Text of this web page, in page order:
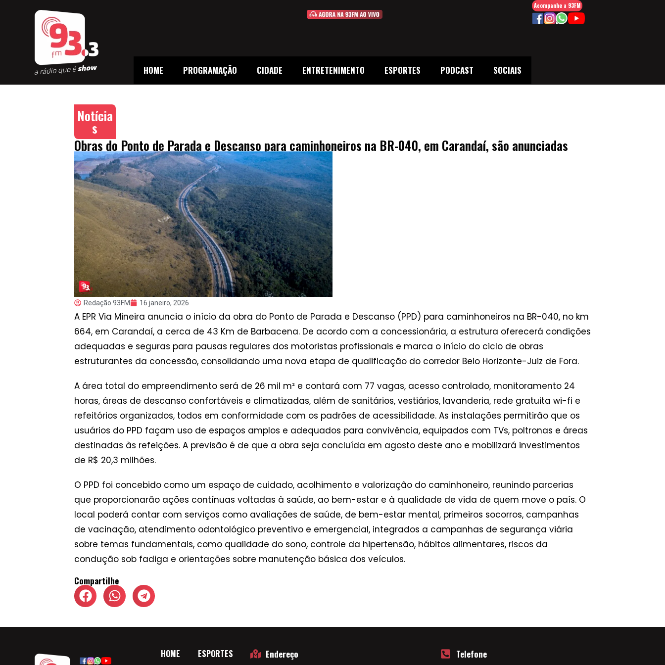
HOME PROGRAMAÇÃO CIDADE ENTRETENIMENTO ESPORTES PODCAST SOCIAIS
Acompanhe a 93FM
Notícia
s
Obras do Ponto de Parada e Descanso para caminhoneiros na BR-040, em Carandaí, são anunciadas
Redação 93FM 16 janeiro, 2026
A EPR Via Mineira anuncia o início da obra do Ponto de Parada e Descanso (PPD) para caminhoneiros na BR-040, no km
664, em Carandaí, a cerca de 43 Km de Barbacena. De acordo com a concessionária, a estrutura oferecerá condições
adequadas e seguras para pausas regulares dos motoristas profissionais e marca o início do ciclo de obras
estruturantes da concessão, consolidando uma nova etapa de qualificação do corredor Belo Horizonte-Juiz de Fora.
A área total do empreendimento será de 26 mil m² e contará com 77 vagas, acesso controlado, monitoramento 24
horas, áreas de descanso confortáveis e climatizadas, além de sanitários, vestiários, lavanderia, rede gratuita wi-fi e
refeitórios organizados, todos em conformidade com os padrões de acessibilidade. As instalações permitirão que os
usuários do PPD façam uso de espaços amplos e adequados para convivência, equipados com TVs, poltronas e áreas
destinadas às refeições. A previsão é de que a obra seja concluída em agosto deste ano e mobilizará investimentos
de R$ 20,3 milhões.
O PPD foi concebido como um espaço de cuidado, acolhimento e valorização do caminhoneiro, reunindo parcerias
que proporcionarão ações contínuas voltadas à saúde, ao bem-estar e à qualidade de vida de quem move o país. O
local poderá contar com serviços como avaliações de saúde, de bem-estar mental, primeiros socorros, campanhas
de vacinação, atendimento odontológico preventivo e emergencial, integrados a campanhas de segurança viária
sobre temas fundamentais, como qualidade do sono, controle da hipertensão, hábitos alimentares, riscos da
condução sob fadiga e orientações sobre manutenção básica dos veículos.
Compartilhe
HOME ESPORTES
Endereço
Telefone